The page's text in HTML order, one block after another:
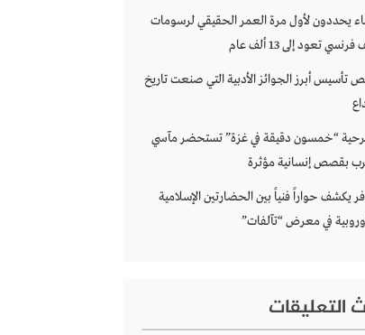
يحددون لأول مرة العمر الحقيقي لرسومات
تعود إلى 13 ألف عام
تأسيس أبرز الجوائز الأدبية التي صنعت تاريخ
“خمسون دقيقة في غزة” تستحضر مآسي
بقصص إنسانية مؤثرة
يكشف حواراً فنياً بين الحضارتين الإسلامية
في معرض “تآلفات”
التعليقات